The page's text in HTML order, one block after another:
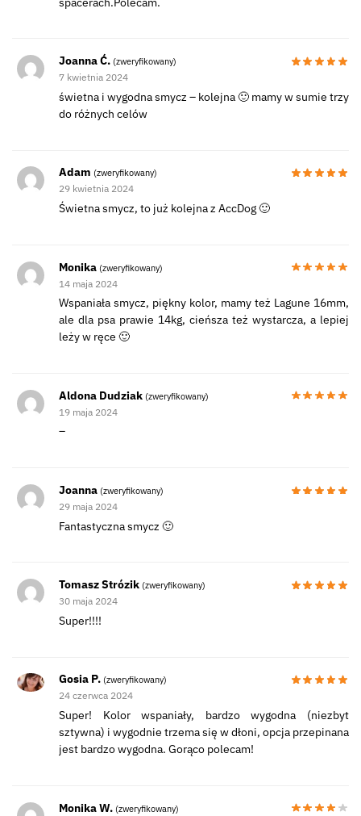
Joanna Ć. (zweryfikowany)
7 kwietnia 2024
świetna i wygodna smycz – kolejna 🙂 mamy w sumie trzy
do różnych celów
Adam (zweryfikowany)
29 kwietnia 2024
Świetna smycz, to już kolejna z AccDog 🙂
Monika (zweryfikowany)
14 maja 2024
Wspaniała smycz, piękny kolor, mamy też Lagune 16mm,
ale dla psa prawie 14kg, cieńsza też wystarcza, a lepiej
leży w ręce 🙂
Aldona Dudziak (zweryfikowany)
19 maja 2024
–
Joanna (zweryfikowany)
29 maja 2024
Fantastyczna smycz 🙂
Tomasz Strózik (zweryfikowany)
30 maja 2024
Super!!!!
Gosia P. (zweryfikowany)
24 czerwca 2024
Super! Kolor wspaniały, bardzo wygodna (niezbyt
sztywna) i wygodnie trzema się w dłoni, opcja przepinana
jest bardzo wygodna. Gorąco polecam!
Monika W. (zweryfikowany)